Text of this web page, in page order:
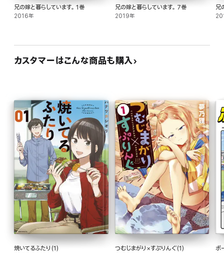
兄の嫁と暮らしています。 1巻
2016年
兄の嫁と暮らしています。 7巻
2019年
兄
カスタマーはこんな商品も購入
焼いてるふたり(1) つむじまがり×すぷりんぐ(1) ボ